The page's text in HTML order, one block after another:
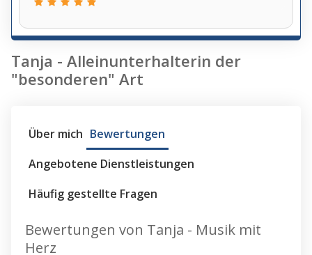
Tanja - Alleinunterhalterin der
"besonderen" Art
Über mich Bewertungen
Angebotene Dienstleistungen
Häufig gestellte Fragen
Bewertungen von Tanja - Musik mit
Herz